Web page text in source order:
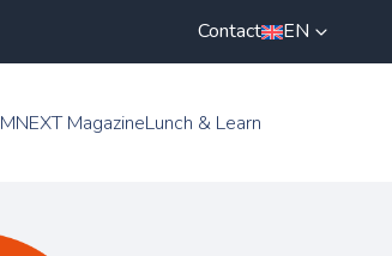
Contact EN
MNEXT MagazineLunch & Learn